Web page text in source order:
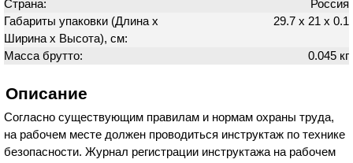
Страна:
Россия
Габариты упаковки (Длина х
Ширина х Высота), см:
29.7 х 21 х 0.1
Масса брутто: 0.045 кг
Описание
Согласно существующим правилам и нормам охраны труда,
на рабочем месте должен проводиться инструктаж по технике
безопасности. Журнал регистрации инструктажа на рабочем